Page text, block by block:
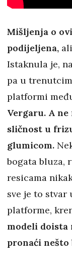
Mišljenja o
podijeljena,
Istaknula je,
pa u
platformi
Vergaru. A
sličnost u
glumicom.
bogata bluza,
resicama
sve je to
platforme,
modeli doista
pronaći